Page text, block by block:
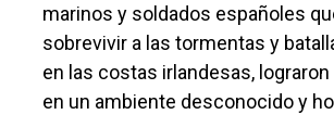
marinos y soldados españoles
sobrevivir a las tormentas y
en las costas irlandesas,
en un ambiente desconocido y